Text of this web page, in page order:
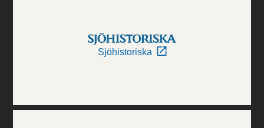
Sjöhistoriska